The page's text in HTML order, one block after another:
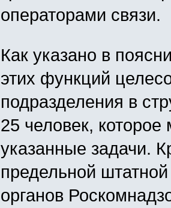
операторами связи.
Как указано в
этих функций
подразделения в
25 человек,
указанные задачи.
предельной
органов